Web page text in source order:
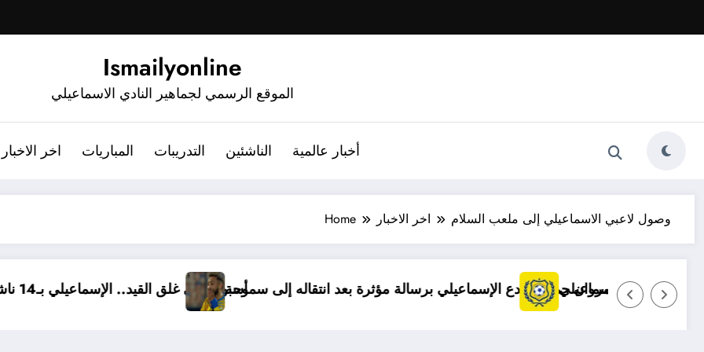
Ismailyonline
الموقع الرسمي لجماهير النادي الاسماعيلي
اخر الاخبار المباريات التدريبات الناشئين أخبار عالمية
Home اخر الاخبار وصول لاعبي الاسماعيلي إلى ملعب السلام
أسبوع على غلق القيد.. الإسماعيلي بـ14مروان حمدي يودع الإسماعيلي برسالة مؤثرة بعد انتقاله إلى سموحةتوضيح مهم بشأن قضايا الإسماعيلي